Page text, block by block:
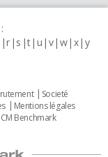
r s t u v w x y
Societé
Mentions légales
Benchmark